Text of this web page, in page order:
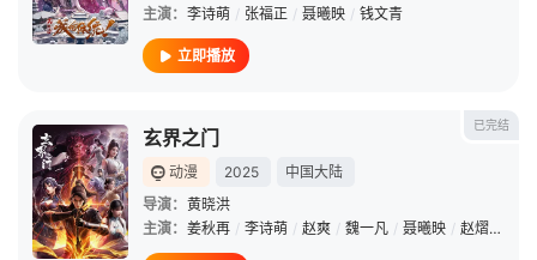
主演： 李诗萌 / 张福正 / 聂曦映 / 钱文青
立即播放
已完结
玄界之门
动漫 2025
中国大陆
导演： 黄晓洪
主演： 姜秋再 / 李诗萌 / 赵爽 / 魏一凡 / 聂曦映 / 赵熠彤